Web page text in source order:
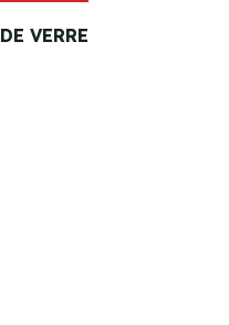
VERRE